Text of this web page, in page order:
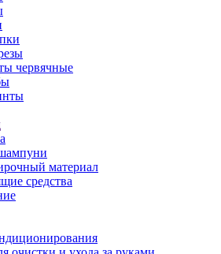
червячные
материал
средства